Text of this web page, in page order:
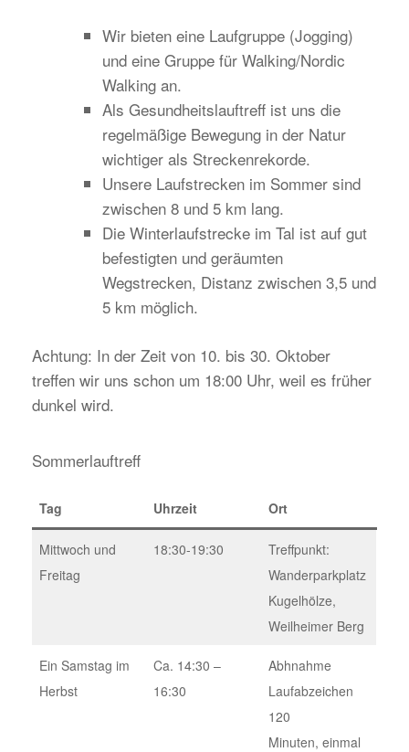
Wir bieten eine Laufgruppe (Jogging)
und eine Gruppe für Walking/Nordic
Walking an.
Als Gesundheitslauftreff ist uns die
regelmäßige Bewegung in der Natur
wichtiger als Streckenrekorde.
Unsere Laufstrecken im Sommer sind
zwischen 8 und 5 km lang.
Die Winterlaufstrecke im Tal ist auf gut
befestigten und geräumten
Wegstrecken, Distanz zwischen 3,5 und
5 km möglich.
Achtung: In der Zeit von 10. bis 30. Oktober
treffen wir uns schon um 18:00 Uhr, weil es früher
dunkel wird.
Sommerlauftreff
Tag Uhrzeit Ort
Mittwoch und
Freitag
18:30-19:30
Treffpunkt:
Wanderparkplatz
Kugelhölze,
Weilheimer Berg
Ein Samstag im
Herbst
Ca. 14:30 –
16:30
Abhnahme
Laufabzeichen
120
Minuten, einmal